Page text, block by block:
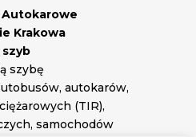
Krakowa
szyb
szybę
autokarów,
(TIR),
samochodów